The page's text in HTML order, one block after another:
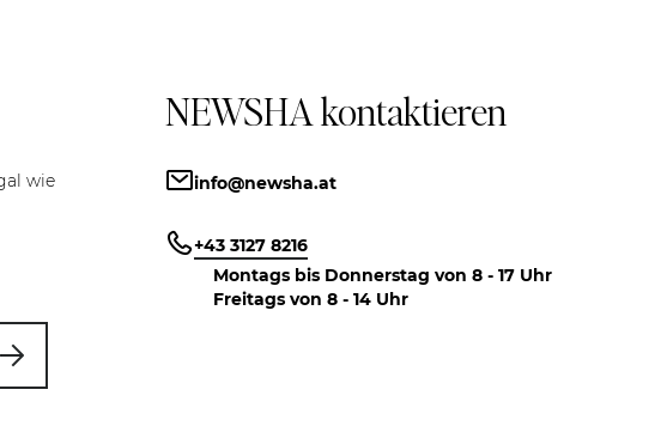
wie
NEWSHA kontaktieren
info@newsha.at
+43 3127 8216
Montags bis Donnerstag von 8 - 17 Uhr
Freitags von 8 - 14 Uhr